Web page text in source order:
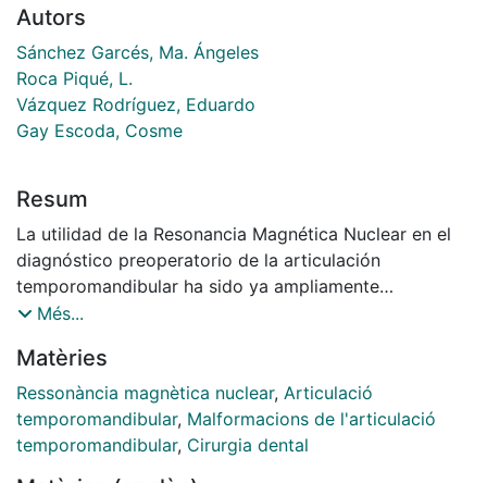
Autors
Sánchez Garcés, Ma. Ángeles
Roca Piqué, L.
Vázquez Rodríguez, Eduardo
Gay Escoda, Cosme
Resum
La utilidad de la Resonancia Magnética Nuclear en el
diagnóstico preoperatorio de la articulación
temporomandibular ha sido ya ampliamente
demostrada. Los resultados obtenidos de la revisión
la técnica de Weinberg y Cousens y la de Leopard,
mediante imágenes de Resonancia Magnética
estáticas y pseudodinámicas, muestran que, su utilid
ad no es tan evidente cuando se trata de evaluar los
Més...
Matèries
Ressonància magnètica nuclear, Articulació
temporomandibular, Malformacions de l'articulació
temporomandibular, Cirurgia dental